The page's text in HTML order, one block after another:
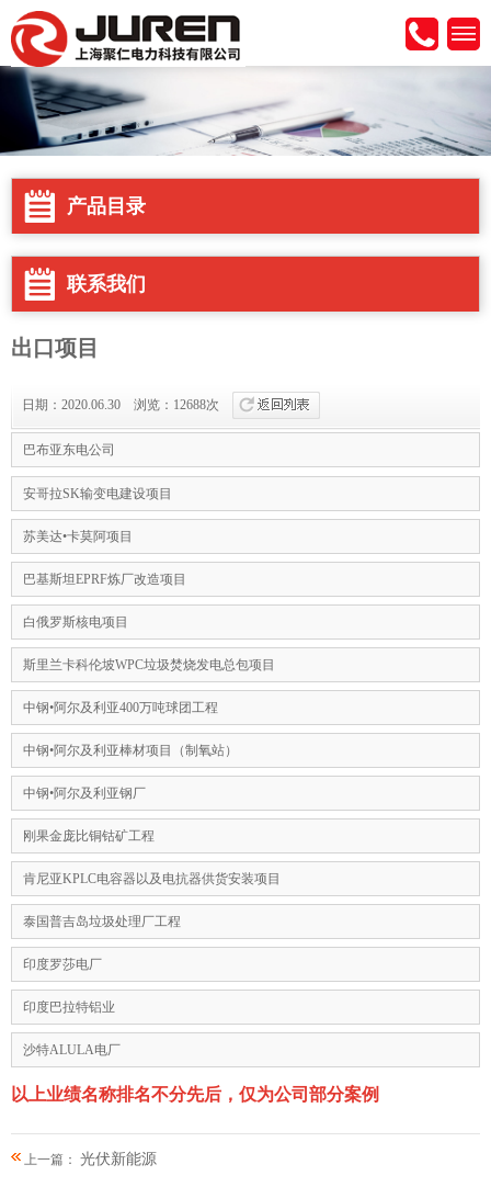
产品目录
联系我们
出口项目
日期：2020.06.30 浏览：12688次
巴布亚东电公司
安哥拉SK输变电建设项目
苏美达•卡莫阿项目
巴基斯坦EPRF炼厂改造项目
白俄罗斯核电项目
斯里兰卡科伦坡WPC垃圾焚烧发电总包项目
中钢•阿尔及利亚400万吨球团工程
中钢•阿尔及利亚棒材项目（制氧站）
中钢•阿尔及利亚钢厂
刚果金庞比铜钴矿工程
肯尼亚KPLC电容器以及电抗器供货安装项目
泰国普吉岛垃圾处理厂工程
印度罗莎电厂
印度巴拉特铝业
沙特ALULA电厂
以上业绩名称排名不分先后，仅为公司部分案例
上一篇： 光伏新能源